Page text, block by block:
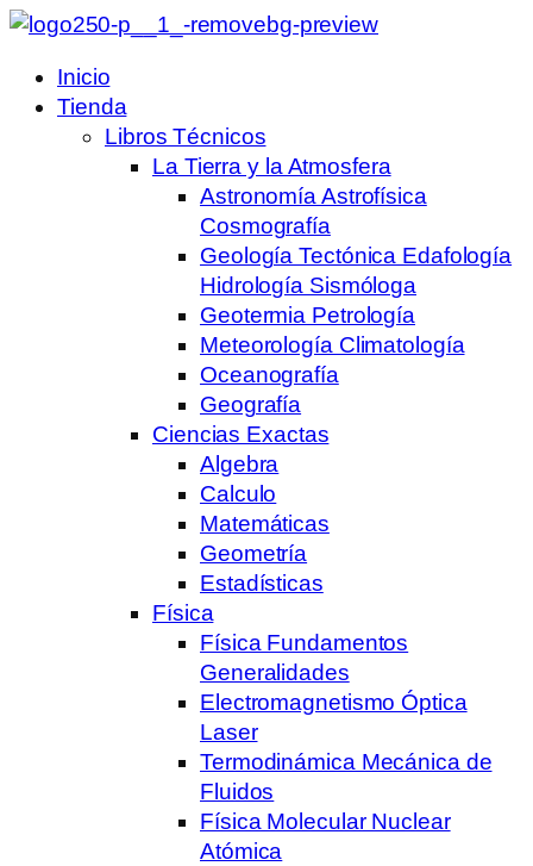
Inicio
Tienda
Libros Técnicos
La Tierra y la Atmosfera
Astronomía Astrofísica
Cosmografía
Geología Tectónica Edafología
Hidrología Sismóloga
Geotermia Petrología
Meteorología Climatología
Oceanografía
Geografía
Ciencias Exactas
Algebra
Calculo
Matemáticas
Geometría
Estadísticas
Física
Física Fundamentos
Generalidades
Electromagnetismo Óptica
Laser
Termodinámica Mecánica de
Fluidos
Física Molecular Nuclear
Atómica